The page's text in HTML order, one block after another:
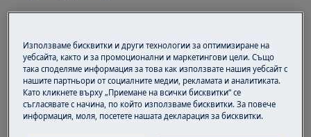
Проблем:
Вградена машина за кафе - кафето тече
твърде бързо или излиза само вода
Отнася се за:
Използваме бисквитки и други технологии за оптимизиране на
уебсайта, както и за промоционални и маркетингови цели. Също
така споделяме информация за това как използвате нашия уебсайт с
нашите партньори от социалните медии, рекламата и аналитиката.
Като кликнете върху „Приемане на всички бисквитки“ се
съгласявате с начина, по който използваме бисквитки. За повече
информация, моля, посетете нашата декларация за бисквитки.